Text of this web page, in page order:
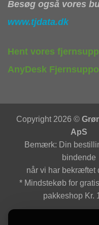
Besøg også vores
www.tjdata.dk
Hent vores
AnyDesk
Copyright 2026 ©
ApS
Bemærk: Din
bindende
når vi har bekræftet
* Mindstekøb for
pakkeshop Kr.